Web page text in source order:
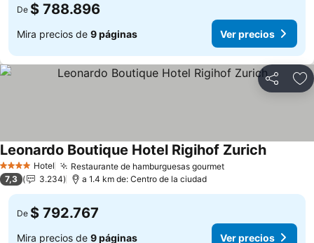
De $ 788.896
Mira precios de 9 páginas Ver precios
Compartir
4 EstrellasHotel Restaurante de hamburguesas gourmetVer precios
Leonardo Boutique Hotel Rigihof ZurichVer
7,3 3.234 a 1.4 km de: Centro de la ciudad
De $ 792.767
Mira precios de 9 páginas Ver precios